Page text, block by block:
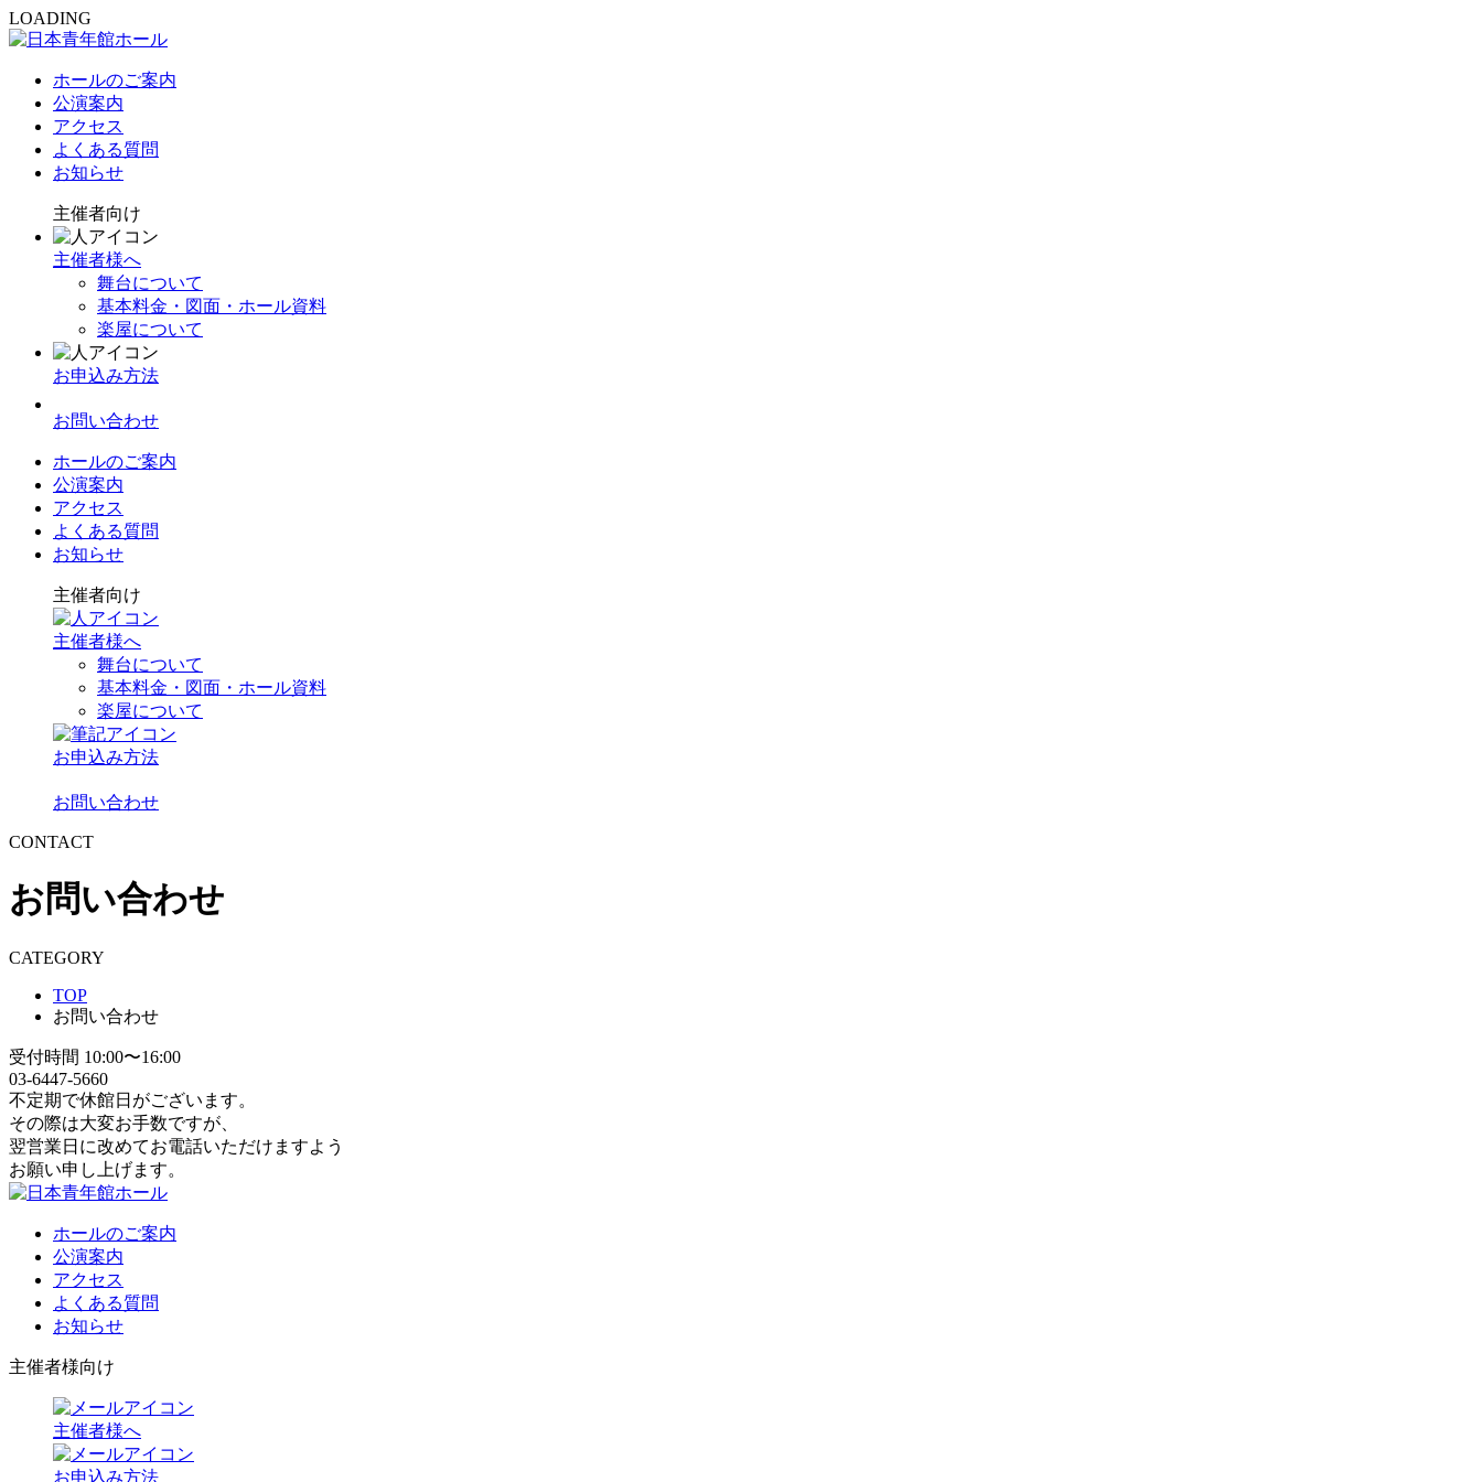
LOADING
ホールのご案内
公演案内
アクセス
よくある質問
お知らせ
主催者向け
主催者様へ
舞台について
基本料金・図面・ホール資料
楽屋について
お申込み方法
お問い合わせ
ホールのご案内
公演案内
アクセス
よくある質問
お知らせ
主催者向け
主催者様へ
舞台について
基本料金・図面・ホール資料
楽屋について
お申込み方法
お問い合わせ
CONTACT
お問い合わせ
CATEGORY
TOP
お問い合わせ
受付時間 10:00〜16:00
03-6447-5660
不定期で休館日がございます。
その際は大変お手数ですが、
翌営業日に改めてお電話いただけますよう
お願い申し上げます。
ホールのご案内
公演案内
アクセス
よくある質問
お知らせ
主催者様向け
主催者様へ
お申込み方法